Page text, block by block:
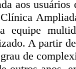
aos
equipe
A partir
de